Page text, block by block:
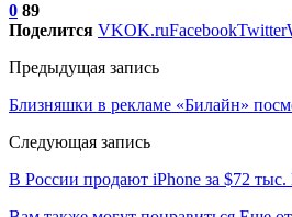
0 89
Поделится VKOK.ruFacebookTwitter
Предыдущая запись
Близняшки в рекламе «Билайн»
Следующая запись
В России продают iPhone за $72